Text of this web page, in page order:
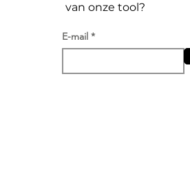
van onze tool?
E-mail